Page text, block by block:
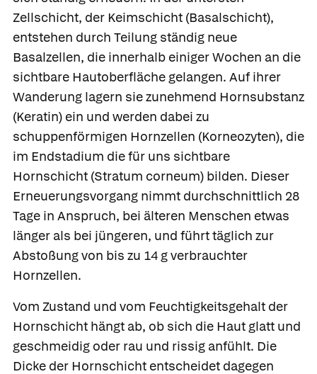
Zellschicht, der Keimschicht (Basalschicht),
entstehen durch Teilung ständig neue
Basalzellen, die innerhalb einiger Wochen an die
sichtbare Hautoberfläche gelangen. Auf ihrer
Wanderung lagern sie zunehmend Hornsubstanz
(Keratin) ein und werden dabei zu
schuppenförmigen Hornzellen (Korneozyten), die
im Endstadium die für uns sichtbare
Hornschicht (Stratum corneum) bilden. Dieser
Erneuerungsvorgang nimmt durchschnittlich 28
Tage in Anspruch, bei älteren Menschen etwas
länger als bei jüngeren, und führt täglich zur
Abstoßung von bis zu 14 g verbrauchter
Hornzellen.
Vom Zustand und vom Feuchtigkeitsgehalt der
Hornschicht hängt ab, ob sich die Haut glatt und
geschmeidig oder rau und rissig anfühlt. Die
Dicke der Hornschicht entscheidet dagegen